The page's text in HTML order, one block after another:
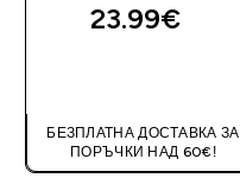
23.99€‎
БЕЗПЛАТНА ДОСТАВКА ЗА
ПОРЪЧКИ НАД 60€!